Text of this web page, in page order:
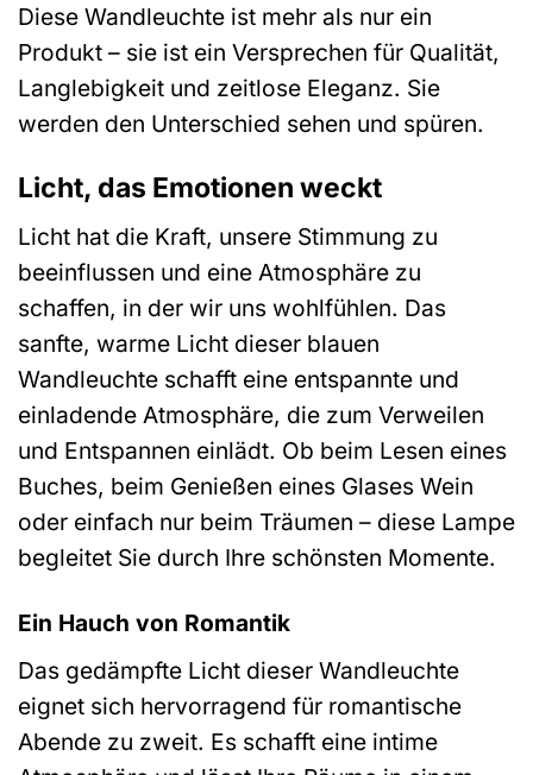
Diese Wandleuchte ist mehr als nur ein
Produkt – sie ist ein Versprechen für Qualität,
Langlebigkeit und zeitlose Eleganz. Sie
werden den Unterschied sehen und spüren.
Licht, das Emotionen weckt
Licht hat die Kraft, unsere Stimmung zu
beeinflussen und eine Atmosphäre zu
schaffen, in der wir uns wohlfühlen. Das
sanfte, warme Licht dieser blauen
Wandleuchte schafft eine entspannte und
einladende Atmosphäre, die zum Verweilen
und Entspannen einlädt. Ob beim Lesen eines
Buches, beim Genießen eines Glases Wein
oder einfach nur beim Träumen – diese Lampe
begleitet Sie durch Ihre schönsten Momente.
Ein Hauch von Romantik
Das gedämpfte Licht dieser Wandleuchte
eignet sich hervorragend für romantische
Abende zu zweit. Es schafft eine intime